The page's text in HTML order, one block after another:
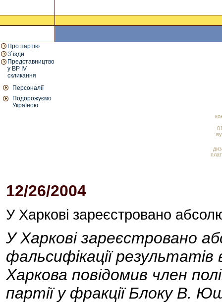
Про партію
З`їзди
Представництво
у ВР IV
скликання
Персоналії
Подорожуємо
Україною
12/26/2004
У Харкові зареєстровано
У Харкові зареєстровано
фальсифікації
Харкова повідомив член
партії у фракції Блоку